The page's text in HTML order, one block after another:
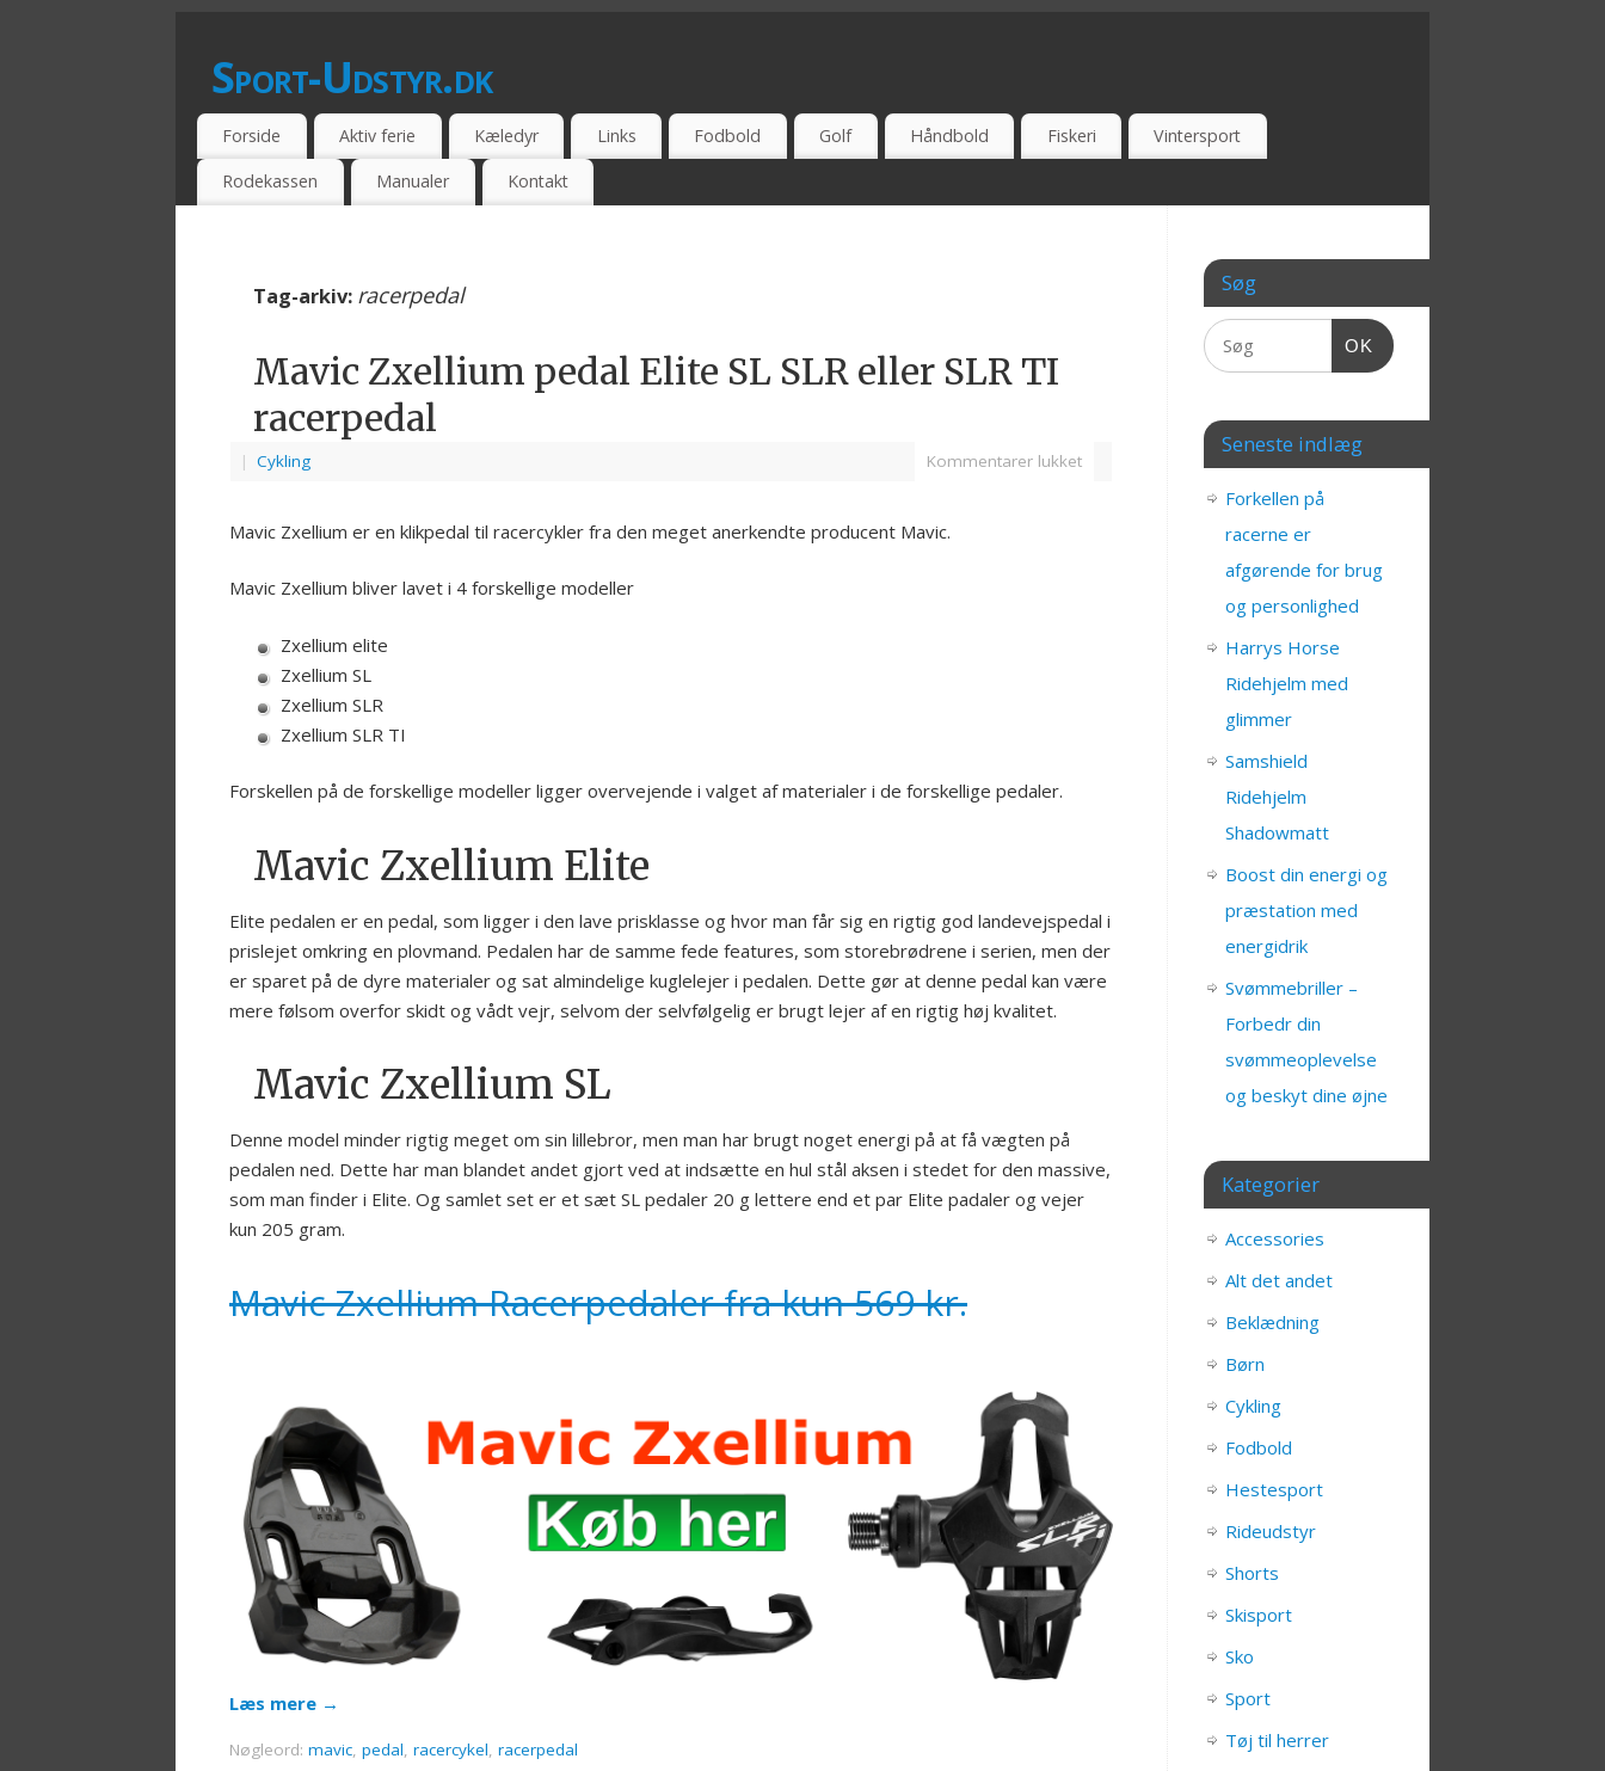
Sport-Udstyr.dk
SPORTSUDSSTYR - BILLIG - TILBUD - UDSALG - TEST - ONLINE - ANBEFAL - ERFARING
Forside Aktiv ferie Kæledyr Links Fodbold Golf Håndbold Fiskeri Vintersport
Rodekassen Manualer Kontakt
Tag-arkiv: racerpedal
Mavic Zxellium pedal Elite SL SLR eller SLR TI
racerpedal
| Cykling Kommentarer lukket
Mavic Zxellium er en klikpedal til racercykler fra den meget anerkendte producent Mavic.
Mavic Zxellium bliver lavet i 4 forskellige modeller
Zxellium elite
Zxellium SL
Zxellium SLR
Zxellium SLR TI
Forskellen på de forskellige modeller ligger overvejende i valget af materialer i de forskellige pedaler.
Mavic Zxellium Elite
Elite pedalen er en pedal, som ligger i den lave prisklasse og hvor man får sig en rigtig god landevejspedal i
prislejet omkring en plovmand. Pedalen har de samme fede features, som storebrødrene i serien, men der
er sparet på de dyre materialer og sat almindelige kuglelejer i pedalen. Dette gør at denne pedal kan være
mere følsom overfor skidt og vådt vejr, selvom der selvfølgelig er brugt lejer af en rigtig høj kvalitet.
Mavic Zxellium SL
Denne model minder rigtig meget om sin lillebror, men man har brugt noget energi på at få vægten på
pedalen ned. Dette har man blandet andet gjort ved at indsætte en hul stål aksen i stedet for den massive,
som man finder i Elite. Og samlet set er et sæt SL pedaler 20 g lettere end et par Elite padaler og vejer
kun 205 gram.
Mavic Zxellium Racerpedaler fra kun 569 kr.
Læs mere →
Nøgleord: mavic, pedal, racercykel, racerpedal
Søg
OK
Seneste indlæg
Forkellen på
racerne er
afgørende for brug
og personlighed
Harrys Horse
Ridehjelm med
glimmer
Samshield
Ridehjelm
Shadowmatt
Boost din energi og
præstation med
energidrik
Svømmebriller –
Forbedr din
svømmeoplevelse
og beskyt dine øjne
Kategorier
Accessories
Alt det andet
Beklædning
Børn
Cykling
Fodbold
Hestesport
Rideudstyr
Shorts
Skisport
Sko
Sport
Tøj til herrer